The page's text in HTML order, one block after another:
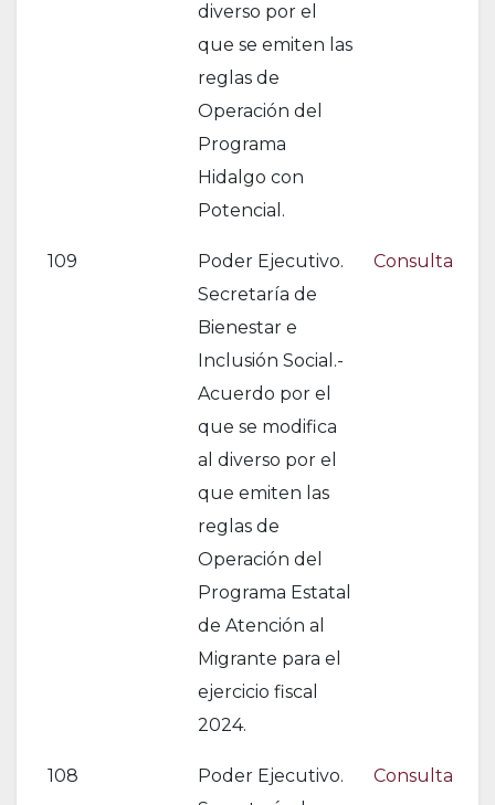
diverso por el
que se emiten las
reglas de
Operación del
Programa
Hidalgo con
Potencial.
109
Poder Ejecutivo.
Secretaría de
Bienestar e
Inclusión Social.-
Acuerdo por el
que se modifica
al diverso por el
que emiten las
reglas de
Operación del
Programa Estatal
de Atención al
Migrante para el
ejercicio fiscal
2024.
Consulta
108
Poder Ejecutivo.
Consulta